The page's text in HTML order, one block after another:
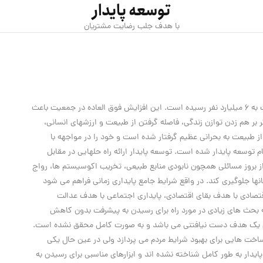
توسعه پایدار
با هدف جلب رضایت مشتریان
زدن توازن زندگی، فاصله گرفتن از طبیعت و ارزشهای انسانی،
طبیعت به بحرانی عظیم گرفتار شده است و خود را در مواجهه با
پایدار شده است. توسعه پایدار ارائه راه حلهایی در مقابل
بروز مسائلی همچون نابودی منابع طبیعی، تخریب اکوسیستم ها، رواج
جلوگیری کند. در واقع شرایط جامع پایداری زمانی فراهم می شود
با هدف بقای اقتصادی، پایداری اجتماعی با هدف عدالت
بحث های زیادی در مورد راه برای رسیدن به پیشرفت بدون کاهش
یک هدف دست نیافتنی می باشد و به صورت کامل محقق نشده است.
هایی برای بهبود شرایط مردم می پردازد ولی در عین حال یکی
به طور کامل شناخته نشده اند و ابزارهای مناسبی برای رسیدن به